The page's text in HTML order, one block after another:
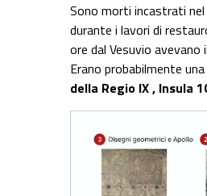
Sono morti incastrati
durante i lavori di
ore dal Vesuvio avevano
Erano probabilmente una
della Regio IX , Insula